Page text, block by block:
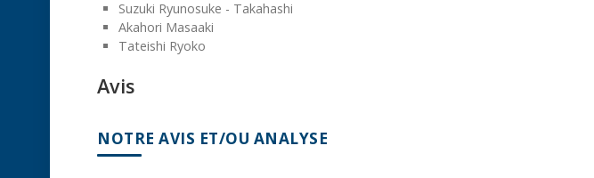
Suzuki Ryunosuke - Takahashi
Akahori Masaaki
Tateishi Ryoko
Avis
NOTRE AVIS ET/OU ANALYSE